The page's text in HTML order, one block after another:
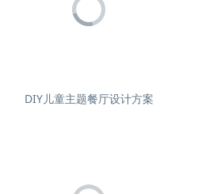
DIY儿童主题餐厅设计方案